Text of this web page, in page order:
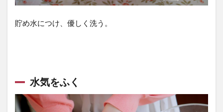
るま
で時
く作
るコ
ツ①
貯め水につけ、優しく洗う。
水気をふく